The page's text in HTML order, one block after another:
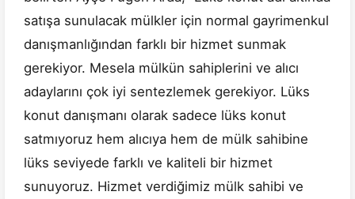
satışa sunulacak mülkler için normal gayrimenkul
danışmanlığından farklı bir hizmet sunmak
gerekiyor. Mesela mülkün sahiplerini ve alıcı
adaylarını çok iyi sentezlemek gerekiyor. Lüks
konut danışmanı olarak sadece lüks konut
satmıyoruz hem alıcıya hem de mülk sahibine
lüks seviyede farklı ve kaliteli bir hizmet
sunuyoruz. Hizmet verdiğimiz mülk sahibi ve